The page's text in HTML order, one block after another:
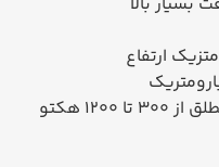
ارتفاع
محدوده اندازه گیری فشار مطلق از 300 تا 1200 هکتو